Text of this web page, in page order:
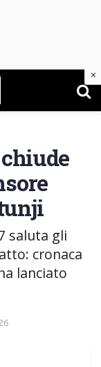
saluta gli
cronaca
lanciato
×